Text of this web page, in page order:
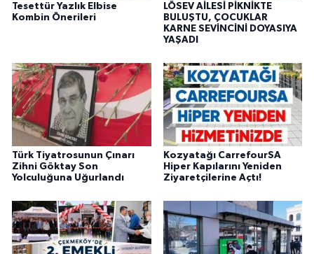
Tesettür Yazlık Elbise
Kombin Önerileri
LÖSEV AİLESİ PİKNİKTE
BULUŞTU, ÇOCUKLAR
KARNE SEVİNCİNİ DOYASIYA
YAŞADI
Türk Tiyatrosunun Çınarı
Zihni Göktay Son
Yolculuğuna Uğurlandı
Kozyatağı CarrefourSA
Hiper Kapılarını Yeniden
Ziyaretçilerine Açtı!